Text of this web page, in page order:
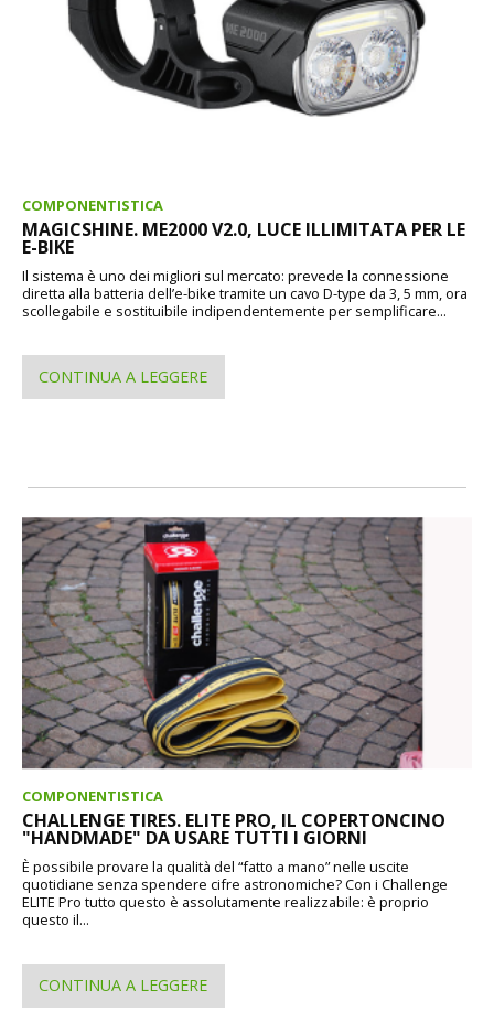
COMPONENTISTICA
MAGICSHINE. ME2000 V2.0, LUCE ILLIMITATA PER LE
E-BIKE
Il sistema è uno dei migliori sul mercato: prevede la connessione
diretta alla batteria dell’e-bike tramite un cavo D-type da 3, 5 mm, ora
scollegabile e sostituibile indipendentemente per semplificare...
CONTINUA A LEGGERE
COMPONENTISTICA
CHALLENGE TIRES. ELITE PRO, IL COPERTONCINO
"HANDMADE" DA USARE TUTTI I GIORNI
È possibile provare la qualità del “fatto a mano” nelle uscite
quotidiane senza spendere cifre astronomiche? Con i Challenge
ELITE Pro tutto questo è assolutamente realizzabile: è proprio
questo il...
CONTINUA A LEGGERE